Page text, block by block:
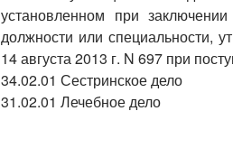
установленном при
должности или специальности,
14 августа 2013 г. N 697 при
34.02.01 Сестринское дело
31.02.01 Лечебное дело